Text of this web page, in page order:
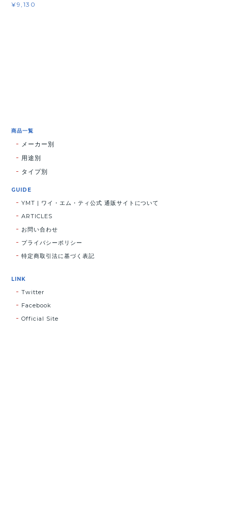
¥9,130
商品一覧
メーカー別
用途別
タイプ別
GUIDE
YMT | ワイ・エム・ティ公式 通販サイトについて
ARTICLES
お問い合わせ
プライバシーポリシー
特定商取引法に基づく表記
LINK
Twitter
Facebook
Official Site